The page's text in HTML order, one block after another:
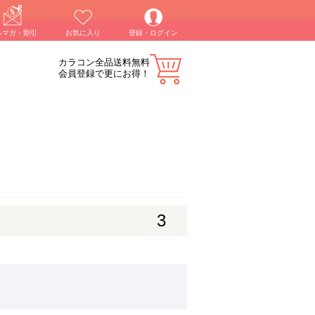
マガ・割引 お気に入り 登録・ログイン
カラコン全品送料無料
会員登録で更にお得！
3